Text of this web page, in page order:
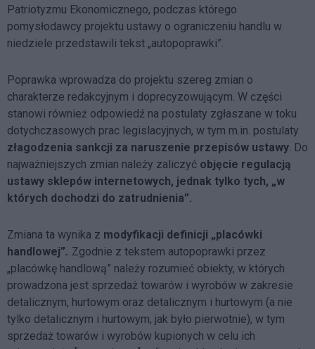
Patriotyzmu Ekonomicznego, podczas którego
pomysłodawcy projektu ustawy o ograniczeniu handlu w
niedziele przedstawili tekst „autopoprawki”.
Poprawka wprowadza do projektu szereg zmian o
charakterze redakcyjnym i doprecyzowującym. W części
stanowi również odpowiedź na postulaty zgłaszane w toku
dotychczasowych prac legislacyjnych, w tym m.in. postulaty
złagodzenia sankcji za naruszenie przepisów ustawy . Do
najważniejszych zmian należy zaliczyć objęcie regulacją
ustawy sklepów internetowych, jednak tylko tych, „w
których dochodzi do zatrudnienia”.
Zmiana ta wynika z modyfikacji definicji „placówki
handlowej”. Zgodnie z tekstem autopoprawki przez
„placówkę handlową” należy rozumieć obiekty, w których
prowadzona jest sprzedaż towarów i wyrobów w zakresie
detalicznym, hurtowym oraz detalicznym i hurtowym (a nie
tylko detalicznym i hurtowym, jak było pierwotnie), w tym
sprzedaż towarów i wyrobów kupionych w celu ich